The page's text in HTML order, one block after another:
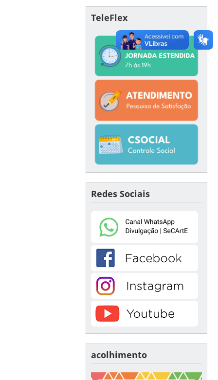
TeleFlex
Redes Sociais
acolhimento